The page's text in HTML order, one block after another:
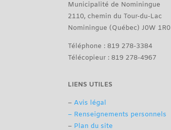
Municipalité de Nominingue
2110, chemin du Tour-du-Lac
Nominingue (Québec) J0W 1R0
Téléphone : 819 278-3384
Télécopieur : 819 278-4967
LIENS UTILES
–Avis légal
– Renseignements personnels
– Plan du site